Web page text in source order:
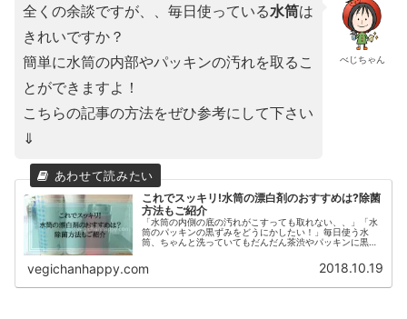
べじちゃん
全くの余談ですが、、毎日使っている水筒は
きれいですか？
簡単に水筒の内部やパッキンの汚れを取るこ
とができますよ！
こちらの記事の方法をぜひ参考にして下さい
⇓
これでスッキリ!水筒の漂白剤のおすすめは?除菌
方法もご紹介
「水筒の内側の底の汚れがこすっても取れない、、」「水
筒のパッキンの黒ずみをどうにかしたい！」毎日使う水
筒、ちゃんと洗っていてもだんだん茶渋やパッキンに黒ず
vegichanhappy.com 2018.10.19